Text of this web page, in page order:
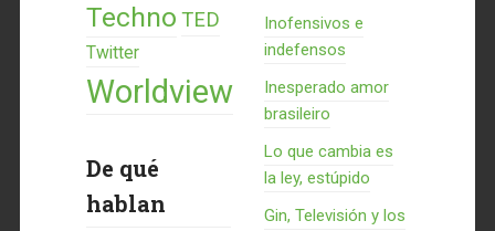
Techno TED
Twitter
Worldview
De qué
hablan
Inofensivos e
indefensos
Inesperado amor
brasileiro
Lo que cambia es
la ley, estúpido
Gin, Televisión y los